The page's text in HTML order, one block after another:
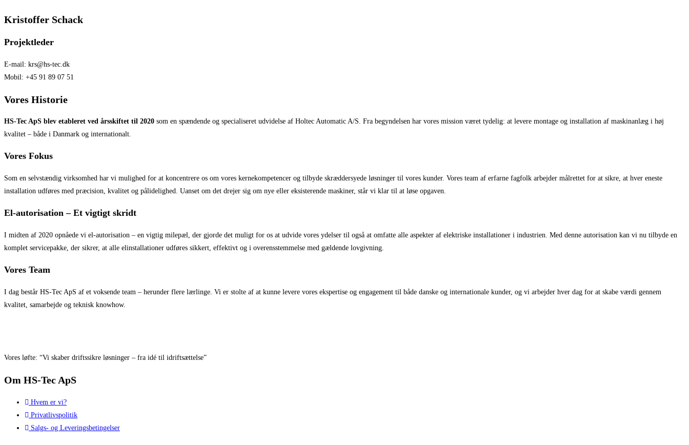
Kristoffer Schack
Projektleder
E-mail: krs@hs-tec.dk
Mobil: +45 91 89 07 51
Vores Historie
HS-Tec ApS blev etableret ved årsskiftet til 2020 som en spændende og specialiseret udvidelse af Holtec Automatic A/S. Fra begyndelsen har vores mission været tydelig: at levere montage og installation af maskinanlæg i høj
kvalitet – både i Danmark og internationalt.
Vores Fokus
Som en selvstændig virksomhed har vi mulighed for at koncentrere os om vores kernekompetencer og tilbyde skræddersyede løsninger til vores kunder. Vores team af erfarne fagfolk arbejder målrettet for at sikre, at hver eneste
installation udføres med præcision, kvalitet og pålidelighed. Uanset om det drejer sig om nye eller eksisterende maskiner, står vi klar til at løse opgaven.
El-autorisation – Et vigtigt skridt
I midten af 2020 opnåede vi el-autorisation – en vigtig milepæl, der gjorde det muligt for os at udvide vores ydelser til også at omfatte alle aspekter af elektriske installationer i industrien. Med denne autorisation kan vi nu tilbyde en
komplet servicepakke, der sikrer, at alle elinstallationer udføres sikkert, effektivt og i overensstemmelse med gældende lovgivning.
Vores Team
I dag består HS-Tec ApS af et voksende team – herunder flere lærlinge. Vi er stolte af at kunne levere vores ekspertise og engagement til både danske og internationale kunder, og vi arbejder hver dag for at skabe værdi gennem
kvalitet, samarbejde og teknisk knowhow.
Vores løfte: “Vi skaber driftssikre løsninger – fra idé til idriftsættelse”
Om HS-Tec ApS
Hvem er vi?
Privatlivspolitik
Salgs- og Leveringsbetingelser